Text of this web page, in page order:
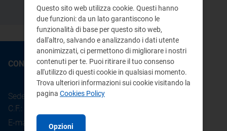
CONTATTI
Sede legale: Piazza Cavour 5 - 20121 - Milano
C.F.: 97190020152
E-mail:
info@arera.it
Questo sito web utilizza cookie. Questi hanno
due funzioni: da un lato garantiscono le
funzionalità di base per questo sito web,
dall'altro, salvando e analizzando i dati utente
anonimizzati, ci permettono di migliorare i nostri
contenuti per te. Puoi ritirare il tuo consenso
all'utilizzo di questi cookie in qualsiasi momento.
Trova ulteriori informazioni sui cookie visitando la
pagina Cookies Policy
Opzioni